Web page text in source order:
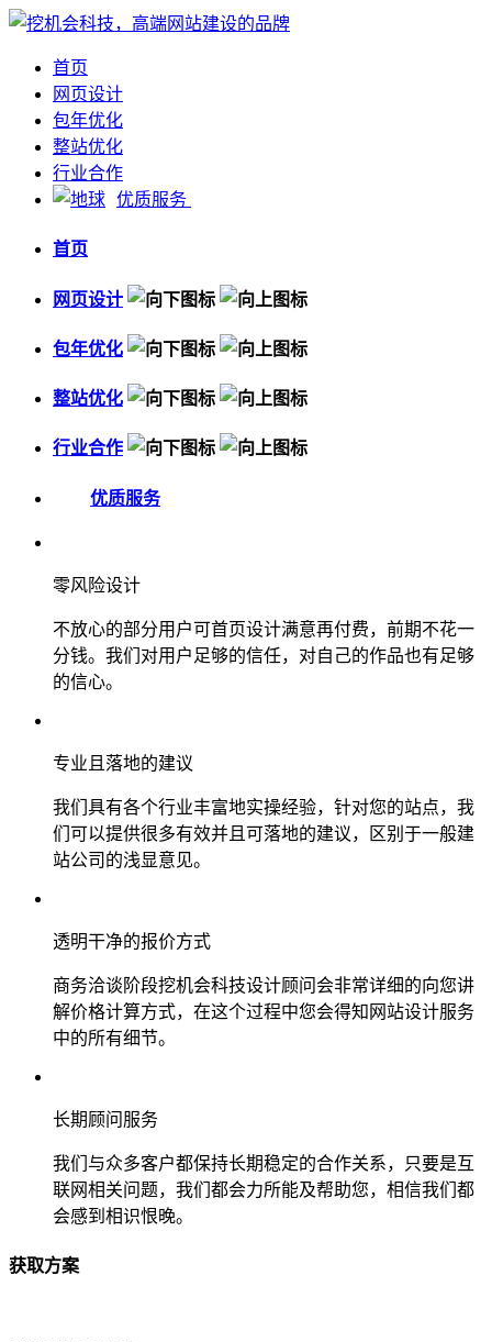
首页
网页设计
包年优化
整站优化
行业合作
优质服务
首页
网页设计
包年优化
整站优化
行业合作
优质服务
零风险设计
不放心的部分用户可首页设计满意再付费，前期不花一
分钱。我们对用户足够的信任，对自己的作品也有足够
的信心。
专业且落地的建议
我们具有各个行业丰富地实操经验，针对您的站点，我
们可以提供很多有效并且可落地的建议，区别于一般建
站公司的浅显意见。
透明干净的报价方式
商务洽谈阶段挖机会科技设计顾问会非常详细的向您讲
解价格计算方式，在这个过程中您会得知网站设计服务
中的所有细节。
长期顾问服务
我们与众多客户都保持长期稳定的合作关系，只要是互
联网相关问题，我们都会力所能及帮助您，相信我们都
会感到相识恨晚。
获取方案